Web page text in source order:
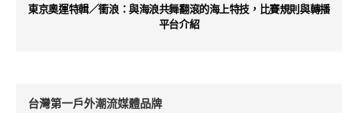
東京奧運特輯／衝浪：與海浪共舞翻滾的海上特技，比賽規則與轉播
平台介紹
台灣第一戶外潮流媒體品牌